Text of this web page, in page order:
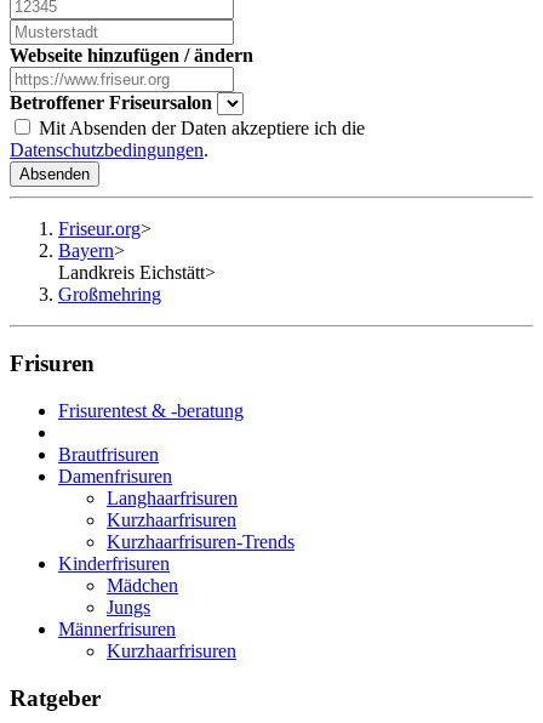
Webseite hinzufügen / ändern
Betroffener Friseursalon
Mit Absenden der Daten akzeptiere ich die
Datenschutzbedingungen.
Absenden
Friseur.org>
Bayern>
Landkreis Eichstätt>
Großmehring
Frisuren
Frisurentest & -beratung
Brautfrisuren
Damenfrisuren
Langhaarfrisuren
Kurzhaarfrisuren
Kurzhaarfrisuren-Trends
Kinderfrisuren
Mädchen
Jungs
Männerfrisuren
Kurzhaarfrisuren
Ratgeber